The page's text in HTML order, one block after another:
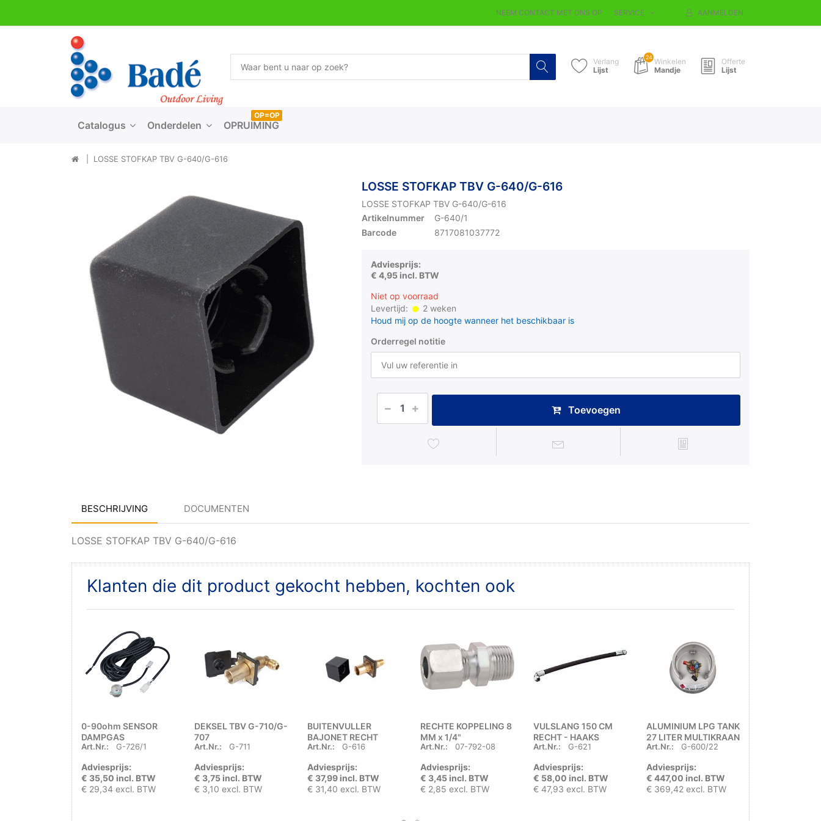
NEEM CONTACT MET ONS OP SERVICE AANMELDEN
Verlang
Lijst
24 Winkelen
Mandje
Offerte
Lijst
Catalogus Onderdelen OPRUIMING
OP=OP
LOSSE STOFKAP TBV G-640/G-616
LOSSE STOFKAP TBV G-640/G-616
LOSSE STOFKAP TBV G-640/G-616
Artikelnummer
G-640/1
Barcode
8717081037772
Adviesprijs:
€ 4,95 incl. BTW
Niet op voorraad
Levertijd:
2 weken
Houd mij op de hoogte wanneer het beschikbaar is
Orderregel notitie
Toevoegen
BESCHRIJVING DOCUMENTEN
LOSSE STOFKAP TBV G-640/G-616
Klanten die dit product gekocht hebben, kochten ook
0-90ohm SENSOR
DAMPGAS
MULTIVALVE (DRAAD
Art.Nr.: G-726/1
Adviesprijs:
€ 35,50 incl. BTW
€ 29,34 excl. BTW
DEKSEL TBV G-710/G-
707
Art.Nr.: G-711
Adviesprijs:
€ 3,75 incl. BTW
€ 3,10 excl. BTW
BUITENVULLER
BAJONET RECHT
Art.Nr.: G-616
Adviesprijs:
€ 37,99 incl. BTW
€ 31,40 excl. BTW
RECHTE KOPPELING 8
MM x 1/4"
BUITENDRAAD
Art.Nr.: 07-792-08
Adviesprijs:
€ 3,45 incl. BTW
€ 2,85 excl. BTW
VULSLANG 150 CM
RECHT - HAAKS
Art.Nr.: G-621
Adviesprijs:
€ 58,00 incl. BTW
€ 47,93 excl. BTW
ALUMINIUM LPG TANK
27 LITER MULTIKRAAN
KNIE
Art.Nr.: G-600/22
Adviesprijs:
€ 447,00 incl. BTW
€ 369,42 excl. BTW